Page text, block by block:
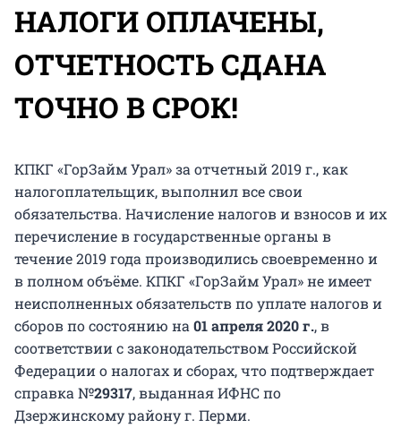
НАЛОГИ ОПЛАЧЕНЫ,
ОТЧЕТНОСТЬ СДАНА
ТОЧНО В СРОК!
КПКГ «ГорЗайм Урал» за отчетный 2019 г., как
налогоплательщик, выполнил все свои
обязательства. Начисление налогов и взносов и их
перечисление в государственные органы в
течение 2019 года производились своевременно и
в полном объёме. КПКГ «ГорЗайм Урал» не имеет
неисполненных обязательств по уплате налогов и
сборов по состоянию на 01 апреля 2020 г., в
соответствии с законодательством Российской
Федерации о налогах и сборах, что подтверждает
справка №29317, выданная ИФНС по
Дзержинскому району г. Перми.